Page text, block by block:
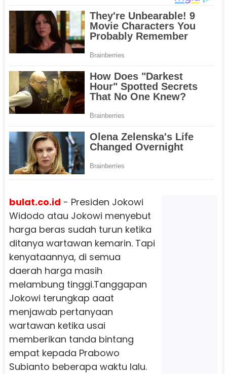
bulat.co.id - Presiden Jokowi
Widodo atau Jokowi menyebut
harga beras sudah turun ketika
ditanya wartawan kemarin. Tapi
kenyataannya, di semua
daerah harga masih
melambung tinggi.Tanggapan
Jokowi terungkap aaat
menjawab pertanyaan
wartawan ketika usai
memberikan tanda bintang
empat kepada Prabowo
Subianto beberapa waktu lalu.